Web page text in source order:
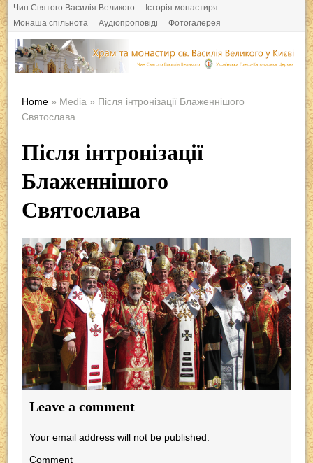
Чин Святого Василія Великого
Історія монастиря
Монаша спільнота
Аудіопроповіді Фотогалерея
Home » Media » Після інтронізації Блаженнішого
Святослава
Після інтронізації
Блаженнішого
Святослава
Leave a comment
Your email address will not be published.
Comment